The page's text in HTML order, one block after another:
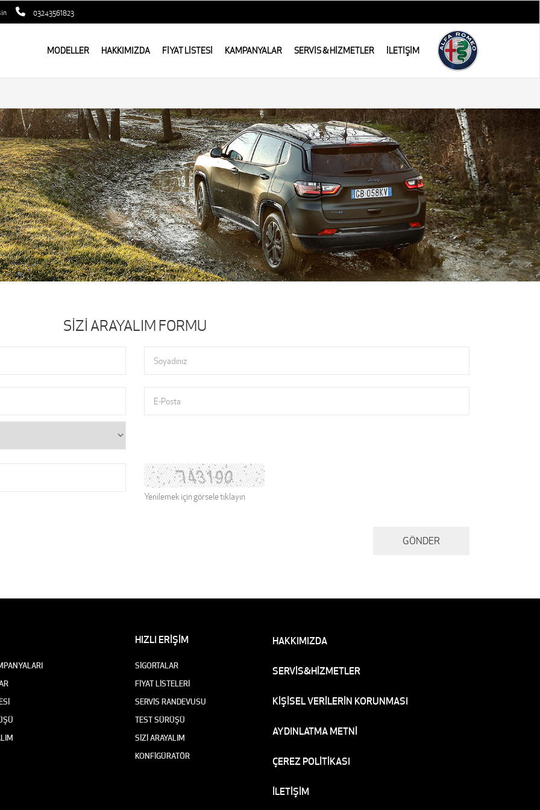
03243561823
MODELLER HAKKIMIZDA FİYAT LİSTESİ KAMPANYALAR SERVİS & HİZMETLER İLETİŞİM
SİZİ ARAYALIM FORMU
Yenilemek için görsele tıklayın
HIZLI ERİŞİM
SİGORTALAR
FİYAT LİSTELERİ
SERVİS RANDEVUSU
TEST SÜRÜŞÜ
SİZİ ARAYALIM
KONFİGÜRATÖR
HAKKIMIZDA
SERVİS&HİZMETLER
KİŞİSEL VERİLERİN KORUNMASI
AYDINLATMA METNİ
ÇEREZ POLİTİKASI
İLETİŞİM